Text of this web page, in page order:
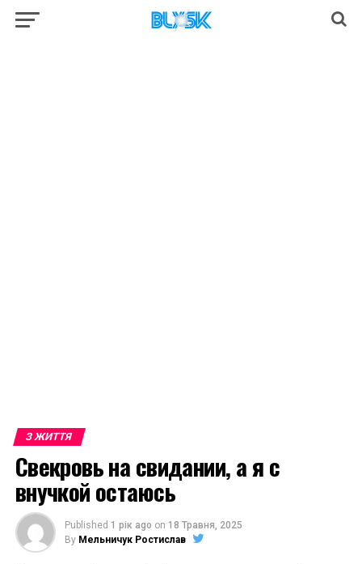
З ЖИТТЯ
Свекровь на свидании, а я с
внучкой остаюсь
Published 1 рік ago on 18 Травня, 2025
By Мельничук Ростислав